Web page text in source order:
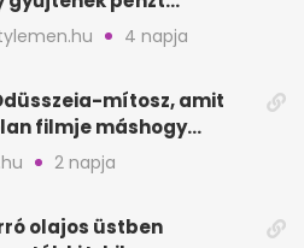
kutatók4 napja
mítosz, amit
filmje máshogy
mint Homérosz
2 napja
olajos üstben